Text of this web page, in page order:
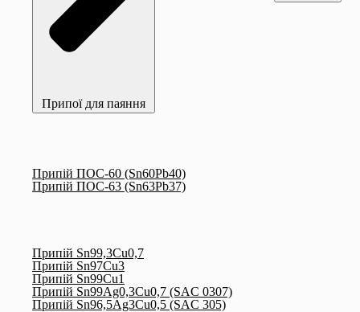
Припої для паяння
Припій ПОС-60 (Sn60Pb40)
Припій ПОС-63 (Sn63Pb37)
Припій Sn99,3Cu0,7
Припій Sn97Cu3
Припій Sn99Cu1
Припій Sn99Ag0,3Cu0,7 (SAC 0307)
Припій Sn96,5Ag3Cu0,5 (SAC 305)